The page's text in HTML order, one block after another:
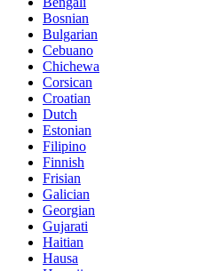
Bosnian
Bulgarian
Cebuano
Chichewa
Corsican
Croatian
Dutch
Estonian
Filipino
Finnish
Frisian
Galician
Georgian
Gujarati
Haitian
Hausa